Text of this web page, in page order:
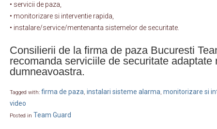
• servicii de paza,
• monitorizare si interventie rapida,
• instalare/service/mentenanta sistemelor de securitate.
Consilierii de la firma de paza Bucuresti
recomanda serviciile de securitate adaptate
dumneavoastra.
Tagged with: firma de paza, instalari sisteme alarma, monitorizare si
video
Posted in Team Guard